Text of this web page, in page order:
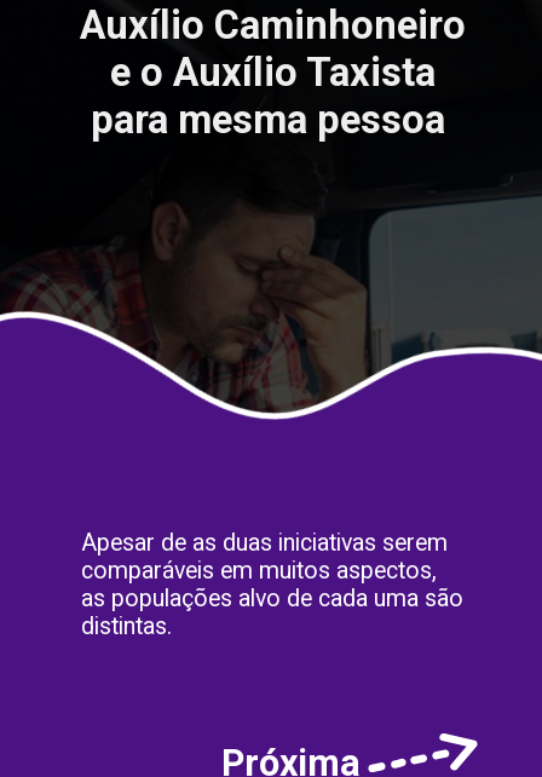
Apesar de as duas iniciativas serem
comparáveis em muitos aspectos,
as populações alvo de cada uma são
distintas.
Auxílio Caminhoneiro
e o Auxílio Taxista
para mesma pessoa
Próxima